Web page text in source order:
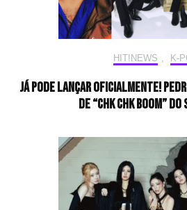
HIT!NEWS K-
Já pode lançar oficialmente!
de “Chk Chk Boom”